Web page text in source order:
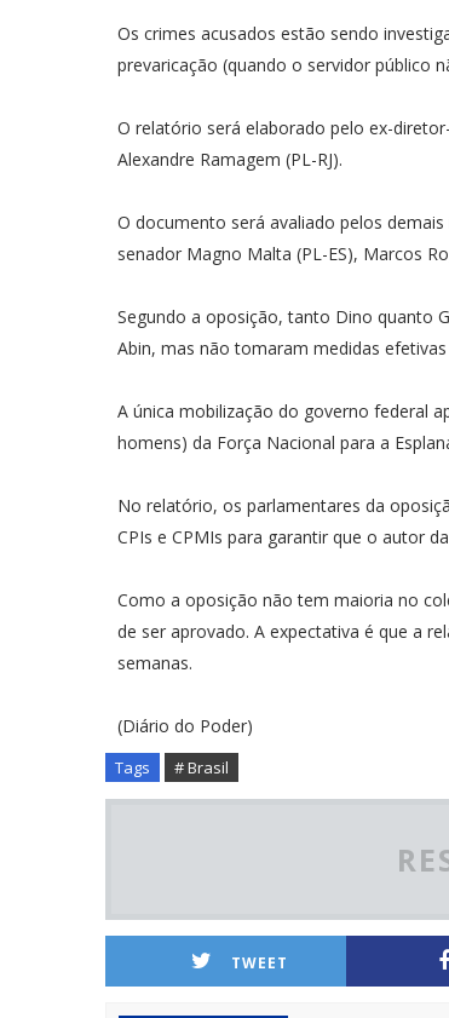
Os crimes acusados estão sendo
prevaricação (quando o servidor público
O relatório será elaborado pelo ex-
Alexandre Ramagem (PL-RJ).
O documento será avaliado pelos
senador Magno Malta (PL-ES), Marcos
Segundo a oposição, tanto Dino quanto
Abin, mas não tomaram medidas
A única mobilização do governo federal
homens) da Força Nacional para a
No relatório, os parlamentares da
CPIs e CPMIs para garantir que o autor
Como a oposição não tem maioria no
de ser aprovado. A expectativa é que a
semanas.
(Diário do Poder)
Tags # Brasil
TWEET